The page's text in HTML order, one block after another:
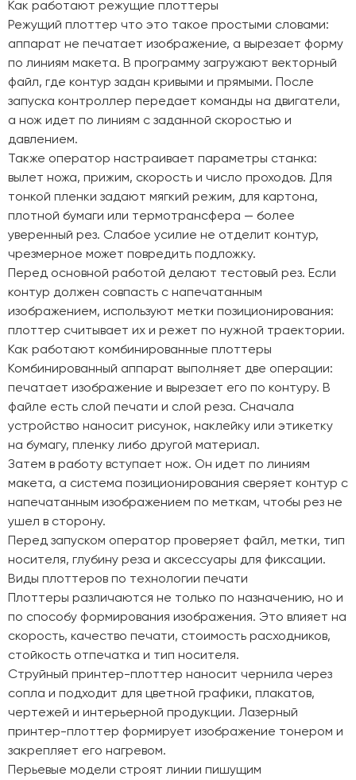
Как работают режущие плоттеры
Режущий плоттер что это такое простыми словами:
аппарат не печатает изображение, а вырезает форму
по линиям макета. В программу загружают векторный
файл, где контур задан кривыми и прямыми. После
запуска контроллер передает команды на двигатели,
а нож идет по линиям с заданной скоростью и
давлением.
Также оператор настраивает параметры станка:
вылет ножа, прижим, скорость и число проходов. Для
тонкой пленки задают мягкий режим, для картона,
плотной бумаги или термотрансфера — более
уверенный рез. Слабое усилие не отделит контур,
чрезмерное может повредить подложку.
Перед основной работой делают тестовый рез. Если
контур должен совпасть с напечатанным
изображением, используют метки позиционирования:
плоттер считывает их и режет по нужной траектории.
Как работают комбинированные плоттеры
Комбинированный аппарат выполняет две операции:
печатает изображение и вырезает его по контуру. В
файле есть слой печати и слой реза. Сначала
устройство наносит рисунок, наклейку или этикетку
на бумагу, пленку либо другой материал.
Затем в работу вступает нож. Он идет по линиям
макета, а система позиционирования сверяет контур с
напечатанным изображением по меткам, чтобы рез не
ушел в сторону.
Перед запуском оператор проверяет файл, метки, тип
носителя, глубину реза и аксессуары для фиксации.
Виды плоттеров по технологии печати
Плоттеры различаются не только по назначению, но и
по способу формирования изображения. Это влияет на
скорость, качество печати, стоимость расходников,
стойкость отпечатка и тип носителя.
Струйный принтер-плоттер наносит чернила через
сопла и подходит для цветной графики, плакатов,
чертежей и интерьерной продукции. Лазерный
принтер-плоттер формирует изображение тонером и
закрепляет его нагревом.
Перьевые модели строят линии пишущим